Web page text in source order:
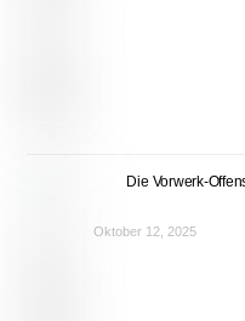
Die Vorwerk-
Oktober 12, 2025